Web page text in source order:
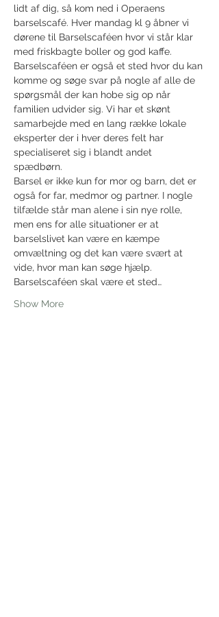
lidt af dig, så kom ned i Operaens
barselscafé. Hver mandag kl 9 åbner vi
dørene til Barselscaféen hvor vi står klar
med friskbagte boller og god kaffe.
Barselscaféen er også et sted hvor du kan
komme og søge svar på nogle af alle de
spørgsmål der kan hobe sig op når
familien udvider sig. Vi har et skønt
samarbejde med en lang række lokale
eksperter der i hver deres felt har
specialiseret sig i blandt andet
spædbørn.
Barsel er ikke kun for mor og barn, det er
også for far, medmor og partner. I nogle
tilfælde står man alene i sin nye rolle,
men ens for alle situationer er at
barselslivet kan være en kæmpe
omvæltning og det kan være svært at
vide, hvor man kan søge hjælp.
Barselscaféen skal være et sted…
Show More